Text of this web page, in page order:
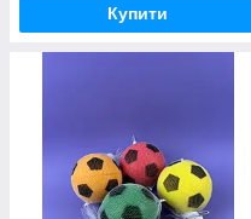
Купити